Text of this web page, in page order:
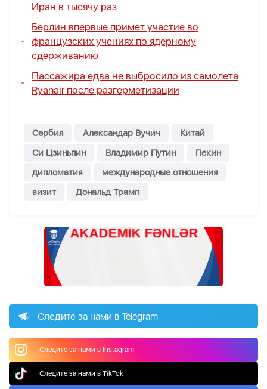
Иран в тысячу раз
Берлин впервые примет участие во
французских учениях по ядерному
сдерживанию
Пассажира едва не выбросило из самолета
Ryanair после разгерметизации
Сербия Александар Вучич
Китай
Си Цзиньпин
Владимир Путин
Пекин
дипломатия
международные отношения
визит
Дональд Трамп
Следите за нами в Telegram
Следите за нами в Instagram
Следите за нами в TikTok